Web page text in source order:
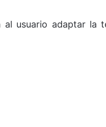
usuario adaptar la